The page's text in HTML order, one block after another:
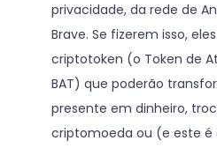
privacidade, da rede de
Brave. Se fizerem isso,
criptotoken (o Token de
BAT) que poderão
presente em dinheiro,
criptomoeda ou (e este é